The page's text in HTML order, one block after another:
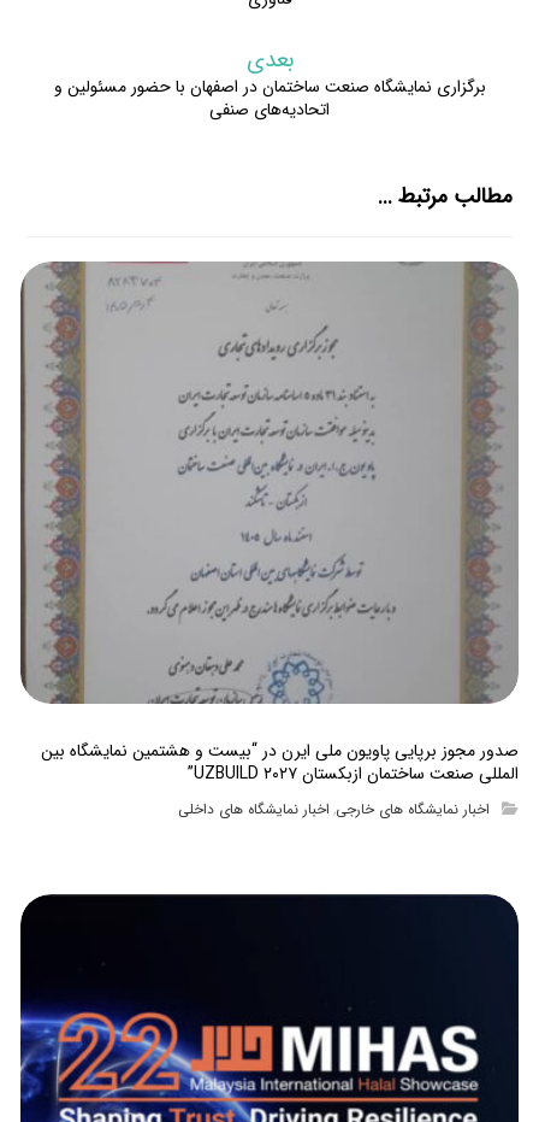
بعدی
برگزاری نمایشگاه صنعت ساختمان در اصفهان با حضور مسئولین و
اتحادیه‌های صنفی
مطالب مرتبط ...
صدور مجوز برپایی پاویون ملی ایرن در “بیست و هشتمین نمایشگاه بین
المللی صنعت ساختمان ازبکستان UZBUILD ۲۰۲۷”
اخبار نمایشگاه های خارجی, اخبار نمایشگاه های داخلی